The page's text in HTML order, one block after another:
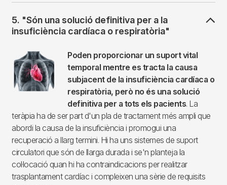
5. "Són una solució definitiva per a la
insuficiència cardíaca o respiratòria"
Imagen
Poden proporcionar un suport vital
temporal mentre es tracta la causa
subjacent de la insuficiència cardíaca o
respiratòria, però no és una solució
definitiva per a tots els pacients. La
teràpia ha de ser part d'un pla de tractament més ampli que
abordi la causa de la insuficiència i promogui una
recuperació a llarg termini. Hi ha uns sistemes de suport
circulatori que són de llarga durada i se'n planteja la
col·locació quan hi ha contraindicacions per realitzar
trasplantament cardíac i compleixen una sèrie de requisits